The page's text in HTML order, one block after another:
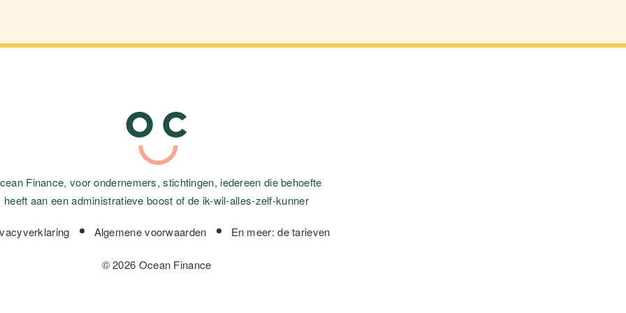
Finance, voor ondernemers, stichtingen, iedereen die behoefte
heeft aan een administratieve boost of de ik-wil-alles-zelf-kunner
Algemene voorwaarden En meer: de tarieven
© 2026 Ocean Finance